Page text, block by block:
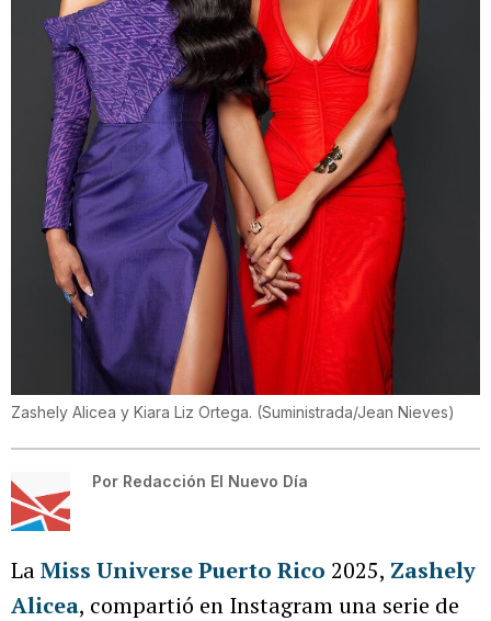
Zashely Alicea y Kiara Liz Ortega. (Suministrada/Jean Nieves)
Por Redacción El Nuevo Día
LaMiss Universe Puerto Rico 2025, Zashely
Alicea, compartió en Instagram una serie de